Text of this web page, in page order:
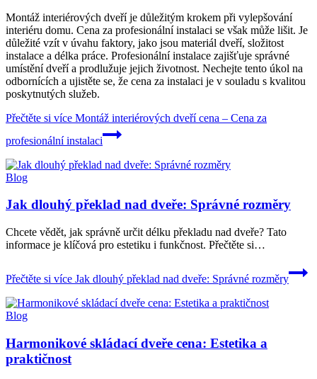
Montáž interiérových dveří je důležitým krokem při vylepšování
interiéru domu. Cena za profesionální instalaci se však může lišit. Je
důležité vzít v úvahu faktory, jako jsou materiál dveří, složitost
instalace a délka práce. Profesionální instalace zajišťuje správné
umístění dveří a prodlužuje jejich životnost. Nechejte tento úkol na
odbornících a ujistěte se, že cena za instalaci je v souladu s kvalitou
poskytnutých služeb.
Přečtěte si více Montáž interiérových dveří cena – Cena za
profesionální instalaci
Blog
Jak dlouhý překlad nad dveře: Správné rozměry
Chcete vědět, jak správně určit délku překladu nad dveře? Tato
informace je klíčová pro estetiku i funkčnost. Přečtěte si…
Přečtěte si více Jak dlouhý překlad nad dveře: Správné rozměry
Blog
Harmonikové skládací dveře cena: Estetika a
praktičnost